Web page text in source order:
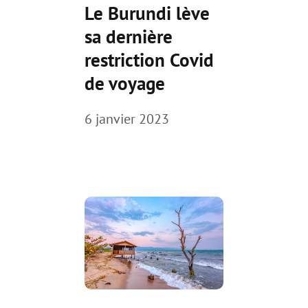
Le Burundi lève
sa dernière
restriction Covid
de voyage
6 janvier 2023